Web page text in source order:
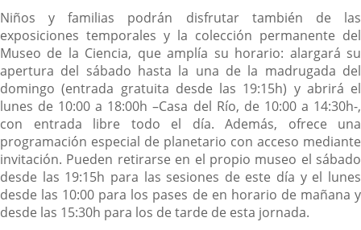
Niños y familias podrán disfrutar también de las
exposiciones temporales y la colección permanente del
Museo de la Ciencia, que amplía su horario: alargará su
apertura del sábado hasta la una de la madrugada del
domingo (entrada gratuita desde las 19:15h) y abrirá el
lunes de 10:00 a 18:00h –Casa del Río, de 10:00 a 14:30h-,
con entrada libre todo el día. Además, ofrece una
programación especial de planetario con acceso mediante
invitación. Pueden retirarse en el propio museo el sábado
desde las 19:15h para las sesiones de este día y el lunes
desde las 10:00 para los pases de en horario de mañana y
desde las 15:30h para los de tarde de esta jornada.